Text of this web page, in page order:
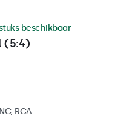
(5:4)
beschikbaar
RCA